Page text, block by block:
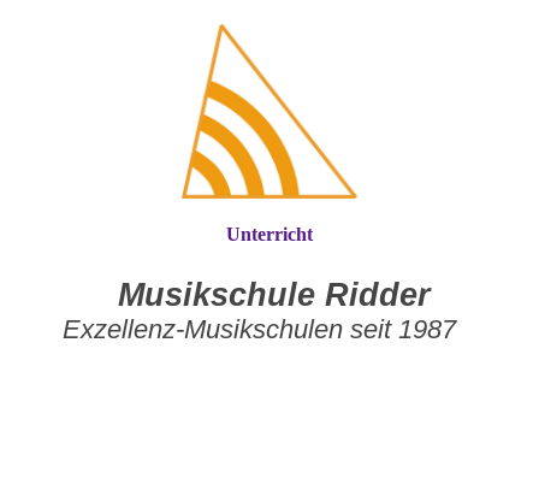
Musikschule Ridder
Exzellenz-Musikschulen seit 1987
Unterricht